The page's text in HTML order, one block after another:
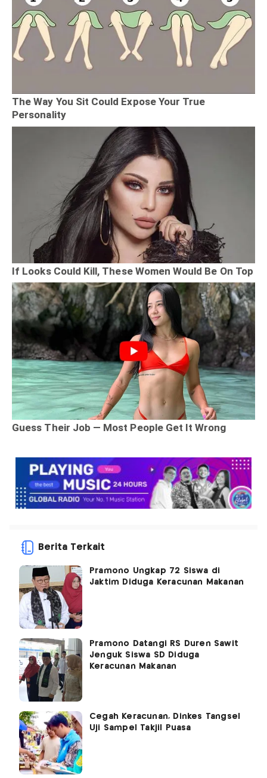
Berita Terkait
Pramono Ungkap 72 Siswa di
Jaktim Diduga Keracunan Makanan
Pramono Datangi RS Duren Sawit
Jenguk Siswa SD Diduga
Keracunan Makanan
Cegah Keracunan, Dinkes Tangsel
Uji Sampel Takjil Puasa